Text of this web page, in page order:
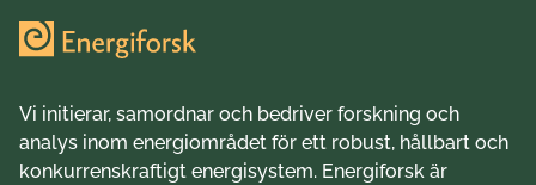
Vi initierar, samordnar och bedriver forskning och
analys inom energiområdet för ett robust, hållbart och
konkurrenskraftigt energisystem. Energiforsk är